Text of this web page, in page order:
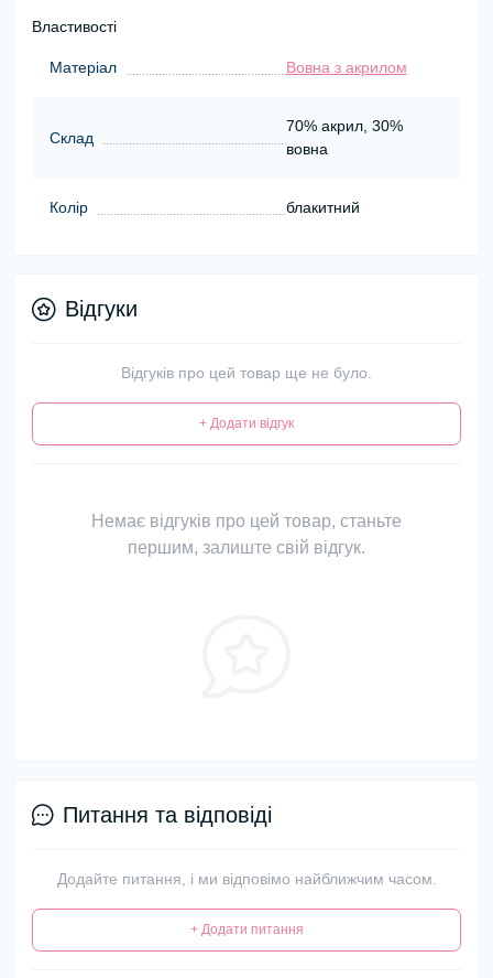
Властивості
Матеріал Вовна з акрилом
Склад
70% акрил, 30%
вовна
Колір блакитний
Відгуки
Відгуків про цей товар ще не було.
+ Додати відгук
Немає відгуків про цей товар, станьте
першим, залиште свій відгук.
Питання та відповіді
Додайте питання, і ми відповімо найближчим часом.
+ Додати питання